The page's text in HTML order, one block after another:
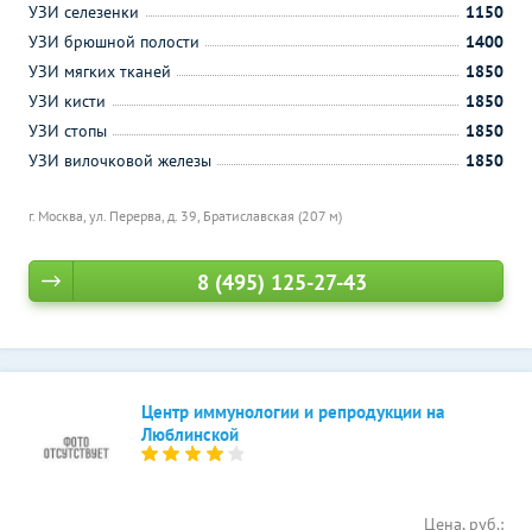
г. Москва, ул. Перерва, д. 39, Братиславская (207 м)
УЗИ селезенки
1150
УЗИ брюшной полости
1400
УЗИ мягких тканей
1850
УЗИ кисти
1850
УЗИ стопы
1850
УЗИ вилочковой железы
1850
8 (495) 125-27-43
Центр иммунологии и репродукции на
Люблинской
Цена, руб.: